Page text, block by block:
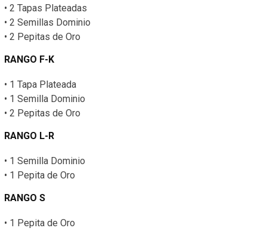
• 2 Tapas Plateadas
• 2 Semillas Dominio
• 2 Pepitas de Oro
RANGO F-K
• 1 Tapa Plateada
• 1 Semilla Dominio
• 2 Pepitas de Oro
RANGO L-R
• 1 Semilla Dominio
• 1 Pepita de Oro
RANGO S
• 1 Pepita de Oro